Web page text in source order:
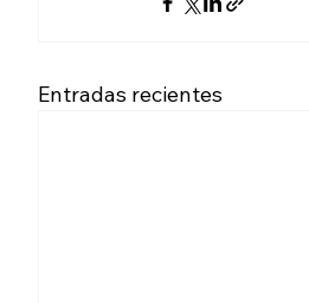
Entradas recientes